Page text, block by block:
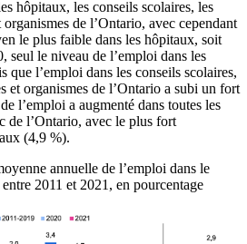
hôpitaux, les conseils scolaires, les
de l’Ontario, avec cependant
le plus faible dans les hôpitaux, soit
seul le niveau de l’emploi dans les
que l’emploi dans les conseils scolaires,
et organismes de l’Ontario a subi un fort
l’emploi a augmenté dans toutes les
de l’Ontario, avec le plus fort
(4,9 %).
annuelle de l’emploi dans le
2011 et 2021, en pourcentage